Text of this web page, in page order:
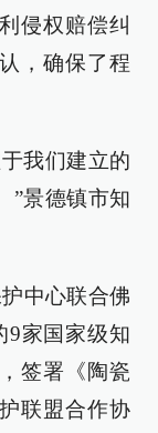
侵权赔偿纠
，确保了程
我们建立的
”景德镇市知
中心联合佛
9家国家级知
签署《陶瓷
联盟合作协